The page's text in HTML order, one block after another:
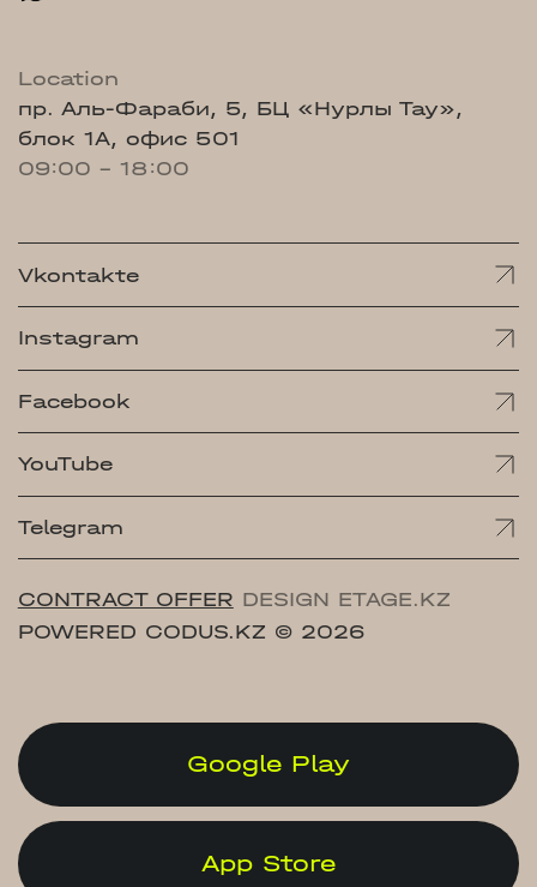
Location
пр. Аль-Фараби, 5, БЦ «Нурлы Тау»,
блок 1А, офис 501
09:00 - 18:00
Vkontakte
Instagram
Facebook
YouTube
Telegram
CONTRACT OFFER DESIGN ETAGE.KZ
POWERED CODUS.KZ © 2026
Google Play
App Store